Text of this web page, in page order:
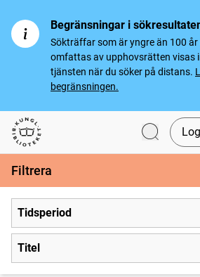
Begränsningar i
Sökträffar som är yngre än 100 år
omfattas av upphovsrätten visas
tjänsten när du söker på distans.
begränsningen.
Svenska tidningar
Filtrera
Tidsperiod
Titel